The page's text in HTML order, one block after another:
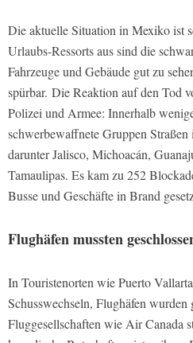
Die aktuelle Situation in Mexiko ist
Urlaubs-Ressorts aus sind die
Fahrzeuge und Gebäude gut zu
spürbar. Die Reaktion auf den Tod
Polizei und Armee: Innerhalb
schwerbewaffnete Gruppen Straßen
darunter Jalisco, Michoacán,
Tamaulipas. Es kam zu 252
Busse und Geschäfte in Brand
Flughäfen mussten
In Touristenorten wie Puerto
Schusswechseln, Flughäfen wurden
Fluggesellschaften wie Air Canada